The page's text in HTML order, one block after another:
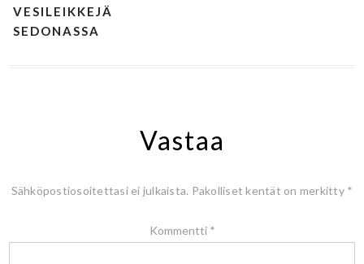
VESILEIKKEJÄ
SEDONASSA
Vastaa
Sähköpostiosoitettasi ei julkaista. Pakolliset kentät on merkitty *
Kommentti *